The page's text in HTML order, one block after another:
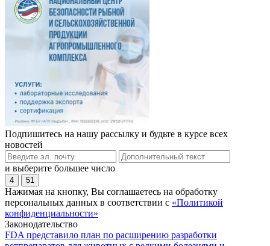
Подпишитесь на нашу рассылку и будьте в курсе всех
новостей
и выберите большее число
4 51
Нажимая на кнопку, Вы соглашаетесь на обработку
персональных данных в соответствии с «Политикой
конфиденциальности»
Законодательство
FDA представило план по расширению разработки